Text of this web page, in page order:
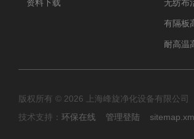
资料下载
版权所有 © 2026 上海峰旋净化设备有限公
技术支持： 环保在线 管理登陆